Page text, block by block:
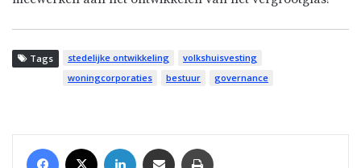
Tags stedelijke ontwikkeling
volkshuisvesting
woningcorporaties
bestuur governance